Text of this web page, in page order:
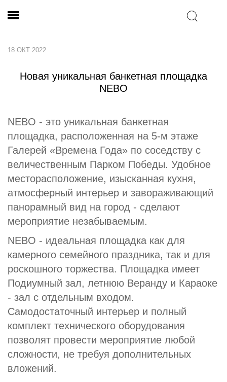
18 ОКТ 2022
Новая уникальная банкетная площадка
NEBO
NEBO - это уникальная банкетная
площадка, расположенная на 5-м этаже
Галерей «Времена Года» по соседству с
величественным Парком Победы. Удобное
месторасположение, изысканная кухня,
атмосферный интерьер и завораживающий
панорамный вид на город - сделают
мероприятие незабываемым.
NEBO - идеальная площадка как для
камерного семейного праздника, так и для
роскошного торжества. Площадка имеет
Подиумный зал, летнюю Веранду и Караоке
- зал с отдельным входом.
Самодостаточный интерьер и полный
комплект технического оборудования
позволят провести мероприятие любой
сложности, не требуя дополнительных
вложений.